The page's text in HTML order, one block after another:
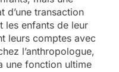
d’une transaction
les enfants de leur
leurs comptes avec
l’anthropologue,
une fonction ultime